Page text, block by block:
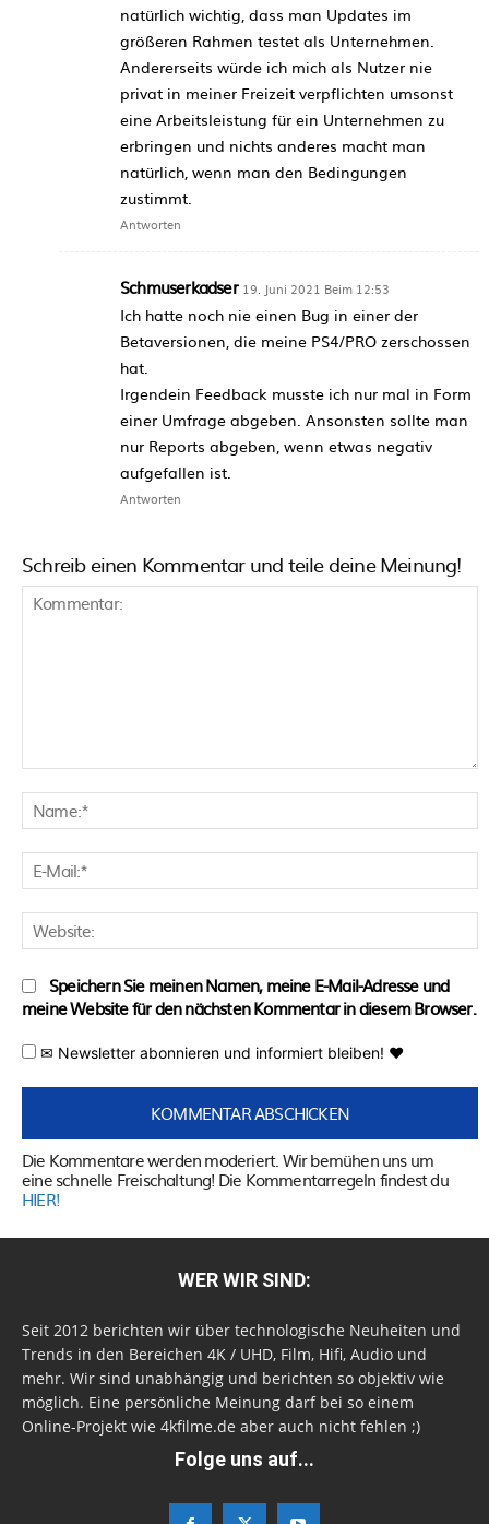
natürlich wichtig, dass man Updates im
größeren Rahmen testet als Unternehmen.
Andererseits würde ich mich als Nutzer nie
privat in meiner Freizeit verpflichten umsonst
eine Arbeitsleistung für ein Unternehmen zu
erbringen und nichts anderes macht man
natürlich, wenn man den Bedingungen
zustimmt.
Antworten
Schmuserkadser 19. Juni 2021 Beim 12:53
Ich hatte noch nie einen Bug in einer der
Betaversionen, die meine PS4/PRO zerschossen
hat.
Irgendein Feedback musste ich nur mal in Form
einer Umfrage abgeben. Ansonsten sollte man
nur Reports abgeben, wenn etwas negativ
aufgefallen ist.
Antworten
Schreib einen Kommentar und teile deine Meinung!
Speichern Sie meinen Namen, meine E-Mail-Adresse und
meine Website für den nächsten Kommentar in diesem Browser.
✉ Newsletter abonnieren und informiert bleiben! ♥
Die Kommentare werden moderiert. Wir bemühen uns um
eine schnelle Freischaltung! Die Kommentarregeln findest du
HIER!
WER WIR SIND:
Seit 2012 berichten wir über technologische Neuheiten und
Trends in den Bereichen 4K / UHD, Film, Hifi, Audio und
mehr. Wir sind unabhängig und berichten so objektiv wie
möglich. Eine persönliche Meinung darf bei so einem
Online-Projekt wie 4kfilme.de aber auch nicht fehlen ;)
Folge uns auf...